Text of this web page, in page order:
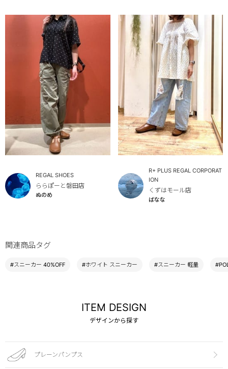
REGAL SHOES
ららぽーと磐田店
ぬのめ
R+ PLUS REGAL CORPORAT
ION
くずはモール店
ばなな
関連商品タグ
#スニーカー 40%OFF #ホワイト スニーカー #スニーカー 軽量
ITEM DESIGN
デザインから探す
プレーンパンプス